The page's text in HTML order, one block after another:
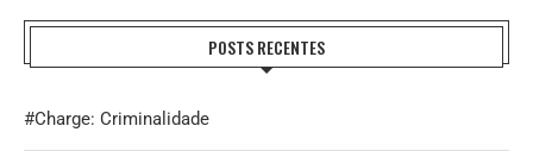
POSTS RECENTES
#Charge: Criminalidade